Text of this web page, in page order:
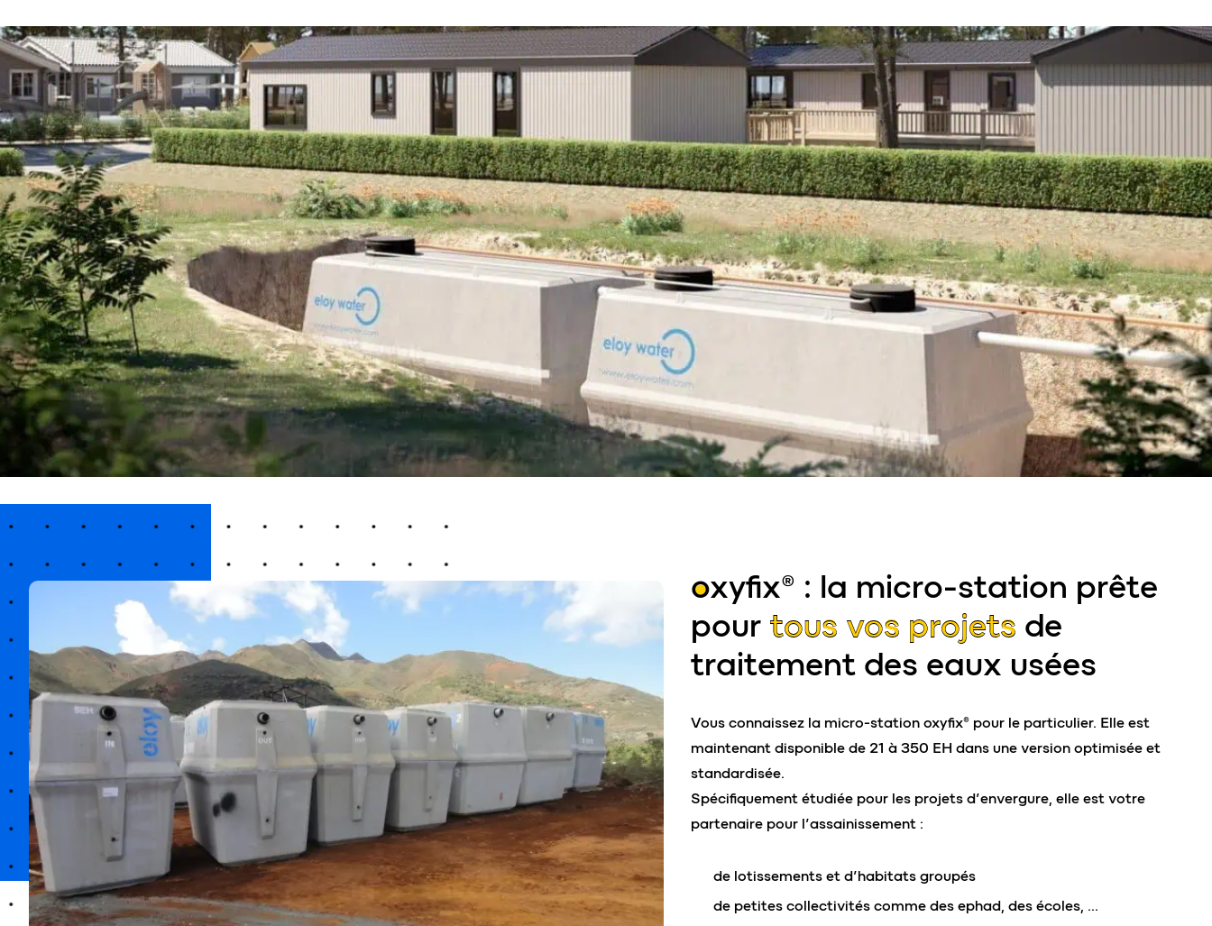
oxyfix® : la micro-station prête
pour tous vos projets de
traitement des eaux usées
Vous connaissez la micro-station oxyfix® pour le particulier. Elle est
maintenant disponible de 21 à 350 EH dans une version optimisée et
standardisée.
Spécifiquement étudiée pour les projets d’envergure, elle est votre
partenaire pour l’assainissement :
de lotissements et d’habitats groupés
de petites collectivités comme des ephad, des écoles, …